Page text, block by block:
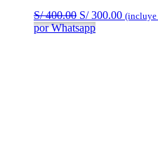
S/400.00 El
precio
S/300.00El(incluye
por Whatsapp